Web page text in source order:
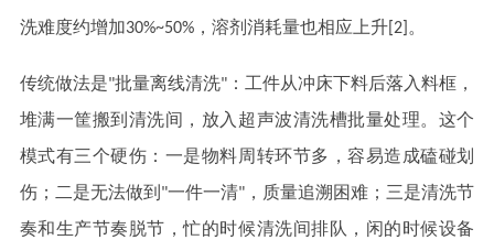
洗难度约增加30%~50%，溶剂消耗量也相应上升[2]。
传统做法是"批量离线清洗"：工件从冲床下料后落入料框，
堆满一筐搬到清洗间，放入超声波清洗槽批量处理。这个
模式有三个硬伤：一是物料周转环节多，容易造成磕碰划
伤；二是无法做到"一件一清"，质量追溯困难；三是清洗节
奏和生产节奏脱节，忙的时候清洗间排队，闲的时候设备